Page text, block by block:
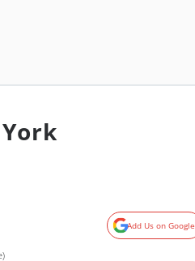
Add Us on Google